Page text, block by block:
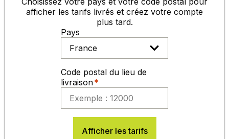
MAXIFERT 0.5.8 - Engrais
afficher les tarifs livrés et créez votre compte
plus tard.
Pays
Code postal du lieu de
livraison
Afficher les tarifs